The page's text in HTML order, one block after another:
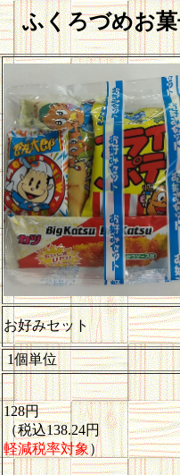
ふくろづめお菓
お好みセット
1個単位
128円
（税込138.24円
軽減税率対象）